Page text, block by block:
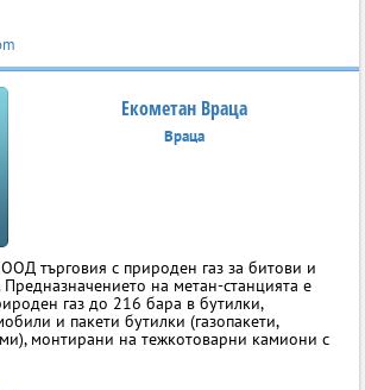
Екометан Враца
Враца
търговия с природен газ за битови и
на метан-станцията е
газ до 216 бара в бутилки,
и пакети бутилки (газопакети,
монтирани на тежкотоварни камиони с